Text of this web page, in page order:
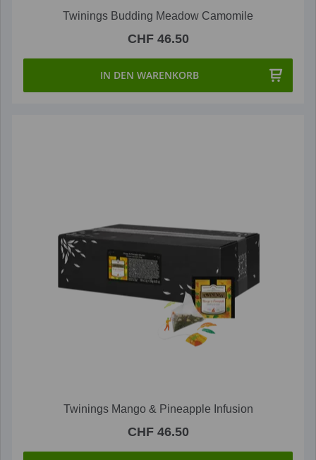
Twinings Budding Meadow Camomile
CHF 46.50
IN DEN WARENKORB
Twinings Mango & Pineapple Infusion
CHF 46.50